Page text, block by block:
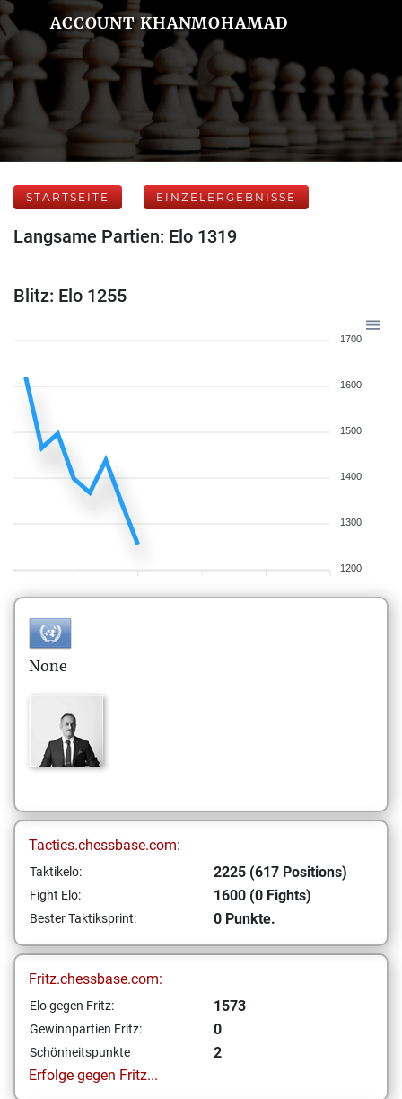
ACCOUNT KHANMOHAMAD
STARTSEITE EINZELERGEBNISSE
Langsame Partien: Elo 1319
Blitz: Elo 1255
1700
1600
1500
1400
1300
1200
None
Tactics.chessbase.com:
Taktikelo: 2225 (617 Positions)
Fight Elo: 1600 (0 Fights)
Bester Taktiksprint: 0 Punkte.
Fritz.chessbase.com:
Elo gegen Fritz: 1573
Gewinnpartien Fritz: 0
Schönheitspunkte
2
Erfolge gegen Fritz...